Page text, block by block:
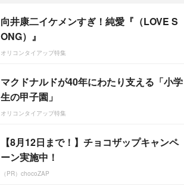
向井康二イケメンすぎ！純愛『（LOVE S
ONG）』
オリコンタイアップ特集
マクドナルドが40年にわたり支える「小学
生の甲子園」
オリコンタイアップ特集
【8月12日まで！】チョコザップキャンペ
ーン実施中！
（PR）chocoZAP